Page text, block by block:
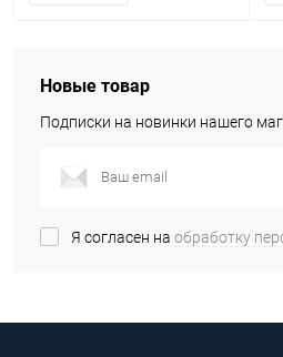
Новые товар
Подписки на новинки нашего
Я согласен на обработку